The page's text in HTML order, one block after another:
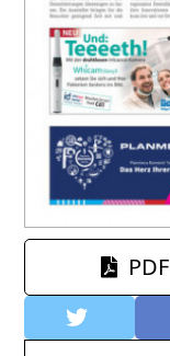
PDF